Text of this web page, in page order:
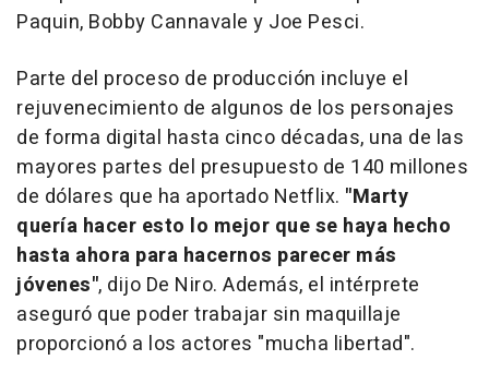
Paquin, Bobby Cannavale y Joe Pesci.
Parte del proceso de producción incluye el
rejuvenecimiento de algunos de los personajes
de forma digital hasta cinco décadas, una de las
mayores partes del presupuesto de 140 millones
de dólares que ha aportado Netflix. "Marty
quería hacer esto lo mejor que se haya hecho
hasta ahora para hacernos parecer más
jóvenes", dijo De Niro. Además, el intérprete
aseguró que poder trabajar sin maquillaje
proporcionó a los actores "mucha libertad".